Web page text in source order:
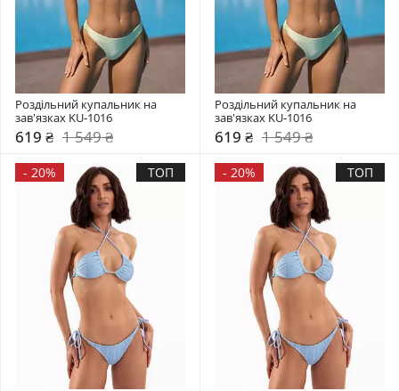
Роздільний купальник на
зав'язках KU-1016
619 ₴ 1 549 ₴
Роздільний купальник на
зав'язках KU-1016
619 ₴ 1 549 ₴
- 20% ТОП - 20% ТОП